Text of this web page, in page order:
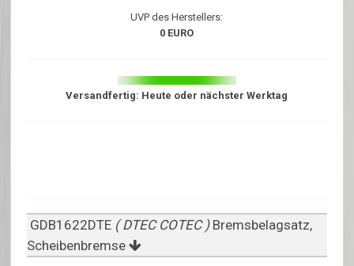
UVP des Herstellers:
0 EURO
Versandfertig: Heute oder nächster Werktag
GDB1622DTE ( DTEC COTEC ) Bremsbelagsatz,
Scheibenbremse